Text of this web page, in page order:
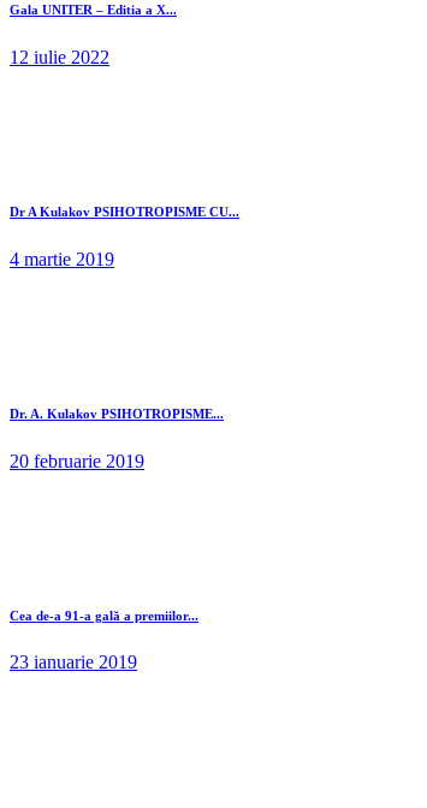
Gala UNITER – Editia a X...
12 iulie 2022
Dr A Kulakov PSIHOTROPISME CU...
4 martie 2019
Dr. A. Kulakov PSIHOTROPISME...
20 februarie 2019
Cea de-a 91-a gală a premiilor...
23 ianuarie 2019